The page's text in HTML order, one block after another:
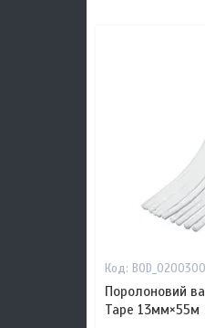
Поролоновий
Tape 13мм×55м